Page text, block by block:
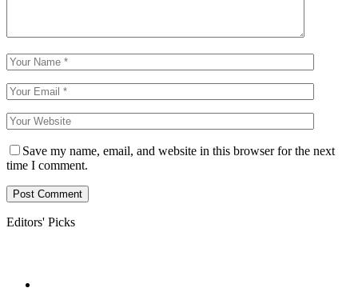
Save my name, email, and website in this browser for the next
time I comment.
Editors' Picks